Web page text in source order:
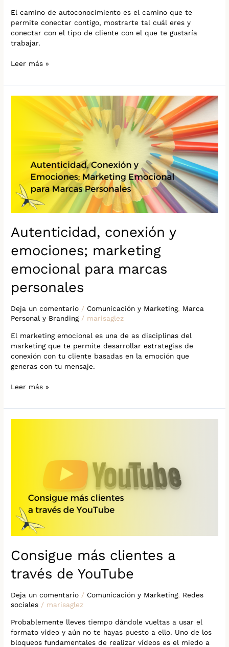
El camino de autoconocimiento es el camino que te
permite conectar contigo, mostrarte tal cuál eres y
conectar con el tipo de cliente con el que te gustaría
trabajar.
Leer más »
Autenticidad, conexión y
emociones; marketing
emocional para marcas
personales
Deja un comentario / Comunicación y Marketing, Marca
Personal y Branding/ marisaglez
El marketing emocional es una de as disciplinas del
marketing que te permite desarrollar estrategias de
conexión con tu cliente basadas en la emoción que
generas con tu mensaje.
Autenticidad,
emociones;
emocional
marcas
personales
Leer más »
Consigue más clientes a
través de YouTube
Deja un comentario / Comunicación y Marketing, Redes
sociales / marisaglez
Probablemente lleves tiempo dándole vueltas a usar el
formato vídeo y aún no te hayas puesto a ello. Uno de los
bloqueos fundamentales de realizar vídeos es el miedo a